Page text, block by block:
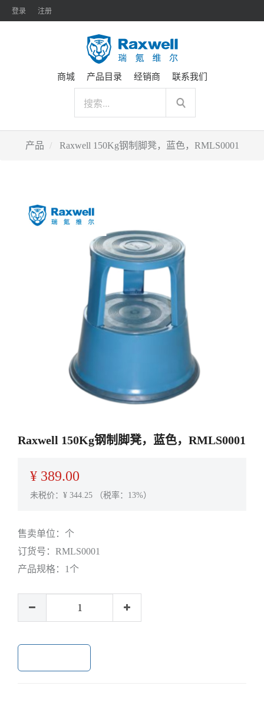
登录 注册
商城 产品目录 经销商 联系我们
产品 Raxwell 150Kg钢制脚凳，蓝色，RMLS0001
Raxwell 150Kg钢制脚凳，蓝色，RMLS0001
¥ 389.00
未税价：¥ 344.25 （税率：13%）
售卖单位： 个
订货号： RMLS0001
产品规格： 1个